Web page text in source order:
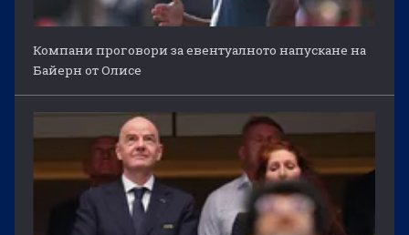
Компани проговори за евентуалното напускане на
Байерн от Олисе